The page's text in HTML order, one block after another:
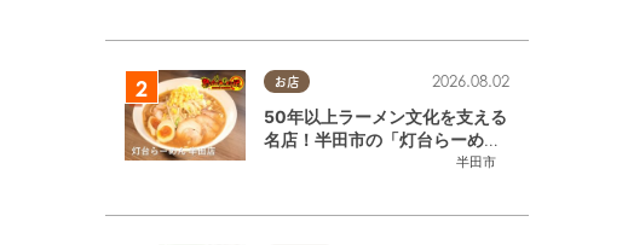
お店
半田市
2026.08.02
50年以上ラーメン文化を支える
名店！半田市の「灯台らーめん
半田店」へ【熱血ラーメン伝 8